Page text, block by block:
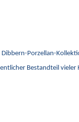
Porzellan-
Bestandteil